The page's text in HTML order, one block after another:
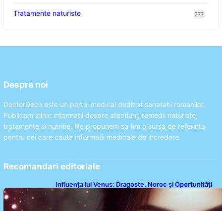
Tratamente naturiste 277
Despre noi
DoctorDeco este un portal medical dedicat sanatatii romanilor.
Publicam zilnic informatii despre afectiuni, remedii naturiste,
tratamente si nutritie. Ne propunem sa fim o sursa de referinta
pentru cei care cauta informatii medicale de incredere.
Recomandari editoriale
Influența lui Venus: Dragoste, Noroc și Oportunități
pentru Tauri și Balanțe în Weekendul 8-9 August